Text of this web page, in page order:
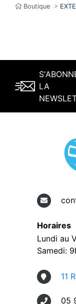
Boutique >
LA
Horaires
Lundi au
Samedi:
11
05